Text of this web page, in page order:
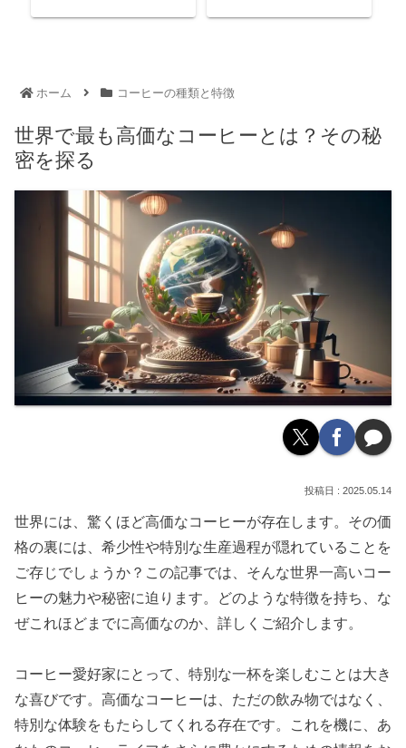
ホーム コーヒーの種類と特徴
世界で最も高価なコーヒーとは？その秘
密を探る
2025.05.14
世界には、驚くほど高価なコーヒーが存在します。その価
格の裏には、希少性や特別な生産過程が隠れていることを
ご存じでしょうか？この記事では、そんな世界一高いコー
ヒーの魅力や秘密に迫ります。どのような特徴を持ち、な
ぜこれほどまでに高価なのか、詳しくご紹介します。
コーヒー愛好家にとって、特別な一杯を楽しむことは大き
な喜びです。高価なコーヒーは、ただの飲み物ではなく、
特別な体験をもたらしてくれる存在です。これを機に、あ